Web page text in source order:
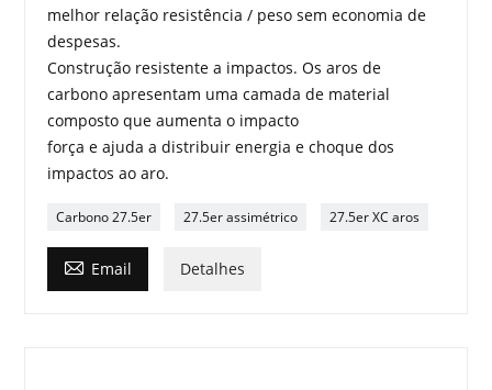
melhor relação resistência / peso sem economia de
despesas.
Construção resistente a impactos. Os aros de
carbono apresentam uma camada de material
composto que aumenta o impacto
força e ajuda a distribuir energia e choque dos
impactos ao aro.
Carbono 27.5er 27.5er assimétrico 27.5er XC aros
 Email Detalhes